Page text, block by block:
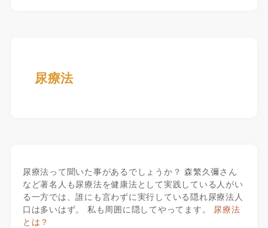
尿療法
尿療法って聞いた事があるでしょうか？ 森繁久彌さん
など著名人も尿療法を健康法として実践している人がい
る一方では、誰にも言わずに実行している隠れ尿療法人
口は多いはず。 私も周囲に隠してやってます。 尿療法
とは？